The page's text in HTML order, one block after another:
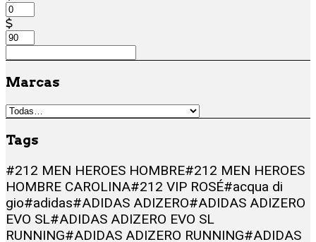
Marcas
Tags
#212 MEN HEROES HOMBRE#212 MEN HEROES
HOMBRE CAROLINA#212 VIP ROSÉ#acqua di
gio#adidas#ADIDAS ADIZERO#ADIDAS ADIZERO
EVO SL#ADIDAS ADIZERO EVO SL
RUNNING#ADIDAS ADIZERO RUNNING#ADIDAS